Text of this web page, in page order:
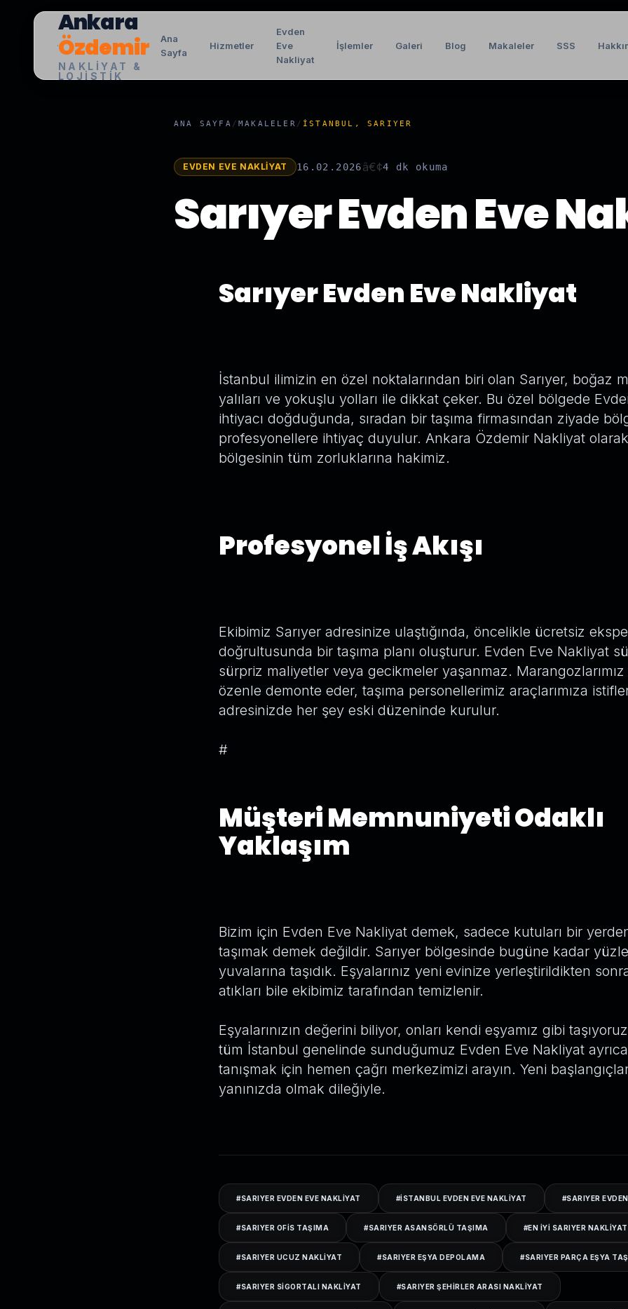
Ankara
Özdemir
NAKLIYAT &
LOJISTIK
Ana
Sayfa
Hizmetler
Evden
Eve
Nakliyat
İşlemler Galeri Blog Makaleler SSS
ANA SAYFA /MAKALELER / İSTANBUL, SARIYER
EVDEN EVE NAKLIYAT 16.02.2026â€¢4 dk okuma
Sarıyer Evden Eve
Sarıyer Evden Eve Nakliyat
İstanbul ilimizin en özel noktalarından biri olan Sarıyer, boğaz
yalıları ve yokuşlu yolları ile dikkat çeker. Bu özel bölgede
ihtiyacı doğduğunda, sıradan bir taşıma firmasından ziyade
profesyonellere ihtiyaç duyulur. Ankara Özdemir Nakliyat
bölgesinin tüm zorluklarına hakimiz.
Profesyonel İş Akışı
Ekibimiz Sarıyer adresinize ulaştığında, öncelikle ücretsiz
doğrultusunda bir taşıma planı oluşturur. Evden Eve Nakliyat
sürpriz maliyetler veya gecikmeler yaşanmaz. Marangozlarımız
özenle demonte eder, taşıma personellerimiz araçlarımıza
adresinizde her şey eski düzeninde kurulur.
#
Müşteri Memnuniyeti Odaklı
Yaklaşım
Bizim için Evden Eve Nakliyat demek, sadece kutuları bir
taşımak demek değildir. Sarıyer bölgesinde bugüne kadar
yuvalarına taşıdık. Eşyalarınız yeni evinize yerleştirildikten
atıkları bile ekibimiz tarafından temizlenir.
Eşyalarınızın değerini biliyor, onları kendi eşyamız gibi
tüm İstanbul genelinde sunduğumuz Evden Eve Nakliyat
tanışmak için hemen çağrı merkezimizi arayın. Yeni
yanınızda olmak dileğiyle.
#SARIYER EVDEN EVE NAKLIYAT #ISTANBUL EVDEN EVE NAKLIYAT #SARIYER
#SARIYER OFIS TAŞIMA #SARIYER ASANSÖRLÜ TAŞIMA #EN IYI SARIYER
#SARIYER UCUZ NAKLIYAT #SARIYER EŞYA DEPOLAMA #SARIYER PARÇA EŞYA
#SARIYER SIGORTALI NAKLIYAT #SARIYER ŞEHIRLER ARASI NAKLIYAT